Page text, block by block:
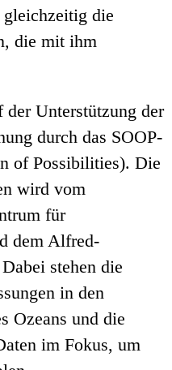
gleichzeitig die
die mit ihm
Unterstützung der
durch das SOOP-
of Possibilities). Die
wird vom
für
dem Alfred-
stehen die
in den
Ozeans und die
im Fokus, um